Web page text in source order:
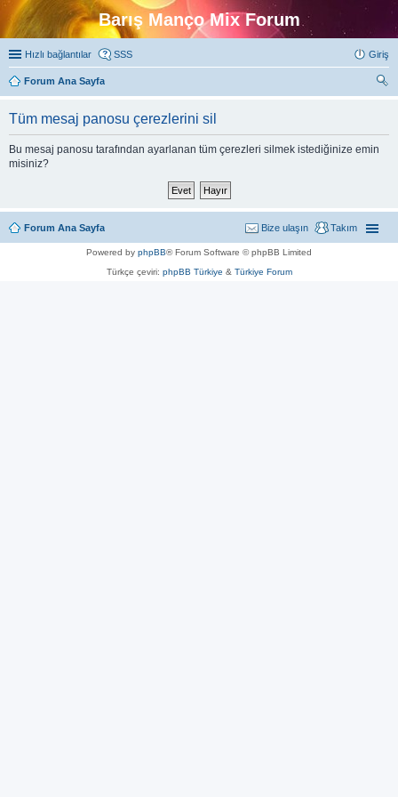
Barış Manço Mix Forum
Hızlı bağlantılar SSS Giriş
Forum Ana Sayfa
Tüm mesaj panosu çerezlerini sil
Bu mesaj panosu tarafından ayarlanan tüm çerezleri silmek istediğinize emin
misiniz?
Forum Ana Sayfa Takım
Bize ulaşın
Powered by phpBB® Forum Software © phpBB Limited
Türkçe çeviri: phpBB Türkiye & Türkiye Forum